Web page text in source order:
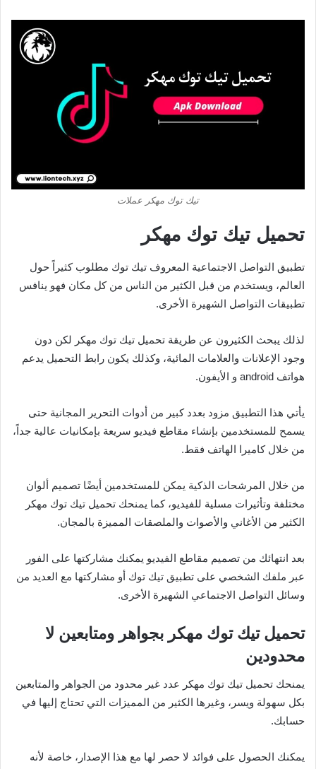
تيك توك مهكر عملات
تحميل تيك توك مهكر
تطبيق التواصل الاجتماعية المعروف تيك توك مطلوب كثيراً حول
العالم، ويستخدم من قبل الكثير من الناس من كل مكان فهو ينافس
تطبيقات التواصل الشهيرة الأخرى.
لذلك يبحث الكثيرون عن طريقة تحميل تيك توك مهكر لكن دون
وجود الإعلانات والعلامات المائية، وكذلك يكون رابط التحميل يدعم
هواتف android و الأيفون.
يأتي هذا التطبيق مزود بعدد كبير من أدوات التحرير المجانية حتى
يسمح للمستخدمين بإنشاء مقاطع فيديو سريعة بإمكانيات عالية جداً،
من خلال كاميرا الهاتف فقط.
من خلال المرشحات الذكية يمكن للمستخدمين أيضًا تصميم ألوان
مختلفة وتأثيرات مسلية للفيديو، كما يمنحك تحميل تيك توك مهكر
الكثير من الأغاني والأصوات والملصقات المميزة بالمجان.
بعد انتهائك من تصميم مقاطع الفيديو يمكنك مشاركتها على الفور
عبر ملفك الشخصي على تطبيق تيك توك أو مشاركتها مع العديد من
وسائل التواصل الاجتماعي الشهيرة الأخرى.
تحميل تيك توك مهكر بجواهر ومتابعين لا
محدودين
يمنحك تحميل تيك توك مهكر عدد غير محدود من الجواهر والمتابعين
بكل سهولة ويسر، وغيرها الكثير من المميزات التي تحتاج إليها في
حسابك.
يمكنك الحصول على فوائد لا حصر لها مع هذا الإصدار، خاصة لأنه